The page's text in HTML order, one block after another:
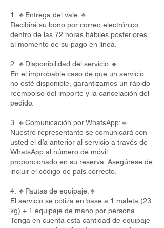
1. 🔸Entrega del vale:🔸
Recibirá su bono por correo electrónico
dentro de las 72 horas hábiles posteriores
al momento de su pago en línea.
2. 🔸Disponibilidad del servicio:🔸
En el improbable caso de que un servicio
no esté disponible, garantizamos un rápido
reembolso del importe y la cancelación del
pedido.
3. 🔸Comunicación por WhatsApp:🔸
Nuestro representante se comunicará con
usted el día anterior al servicio a través de
WhatsApp al número de móvil
proporcionado en su reserva. Asegúrese de
incluir el código de país correcto.
4. 🔸Pautas de equipaje:🔸
El servicio se cotiza en base a 1 maleta (23
kg) + 1 equipaje de mano por persona.
Tenga en cuenta esta cantidad de equipaje